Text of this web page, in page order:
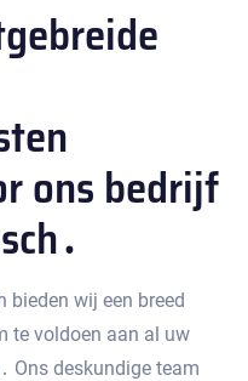
ons bedrijf
bieden wij een breed
te voldoen aan al uw
Ons deskundige team